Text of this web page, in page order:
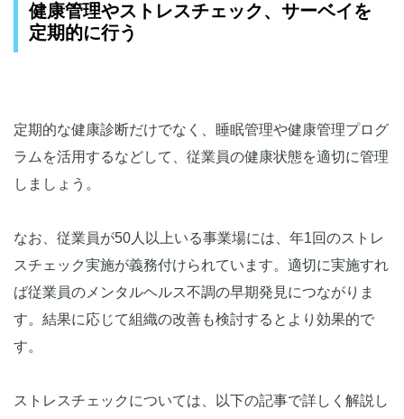
健康管理やストレスチェック、サーベイを
定期的に行う
定期的な健康診断だけでなく、睡眠管理や健康管理プログ
ラムを活用するなどして、従業員の健康状態を適切に管理
しましょう。
なお、従業員が50人以上いる事業場には、年1回のストレ
スチェック実施が義務付けられています。適切に実施すれ
ば従業員のメンタルヘルス不調の早期発見につながりま
す。結果に応じて組織の改善も検討するとより効果的で
す。
ストレスチェックについては、以下の記事で詳しく解説し